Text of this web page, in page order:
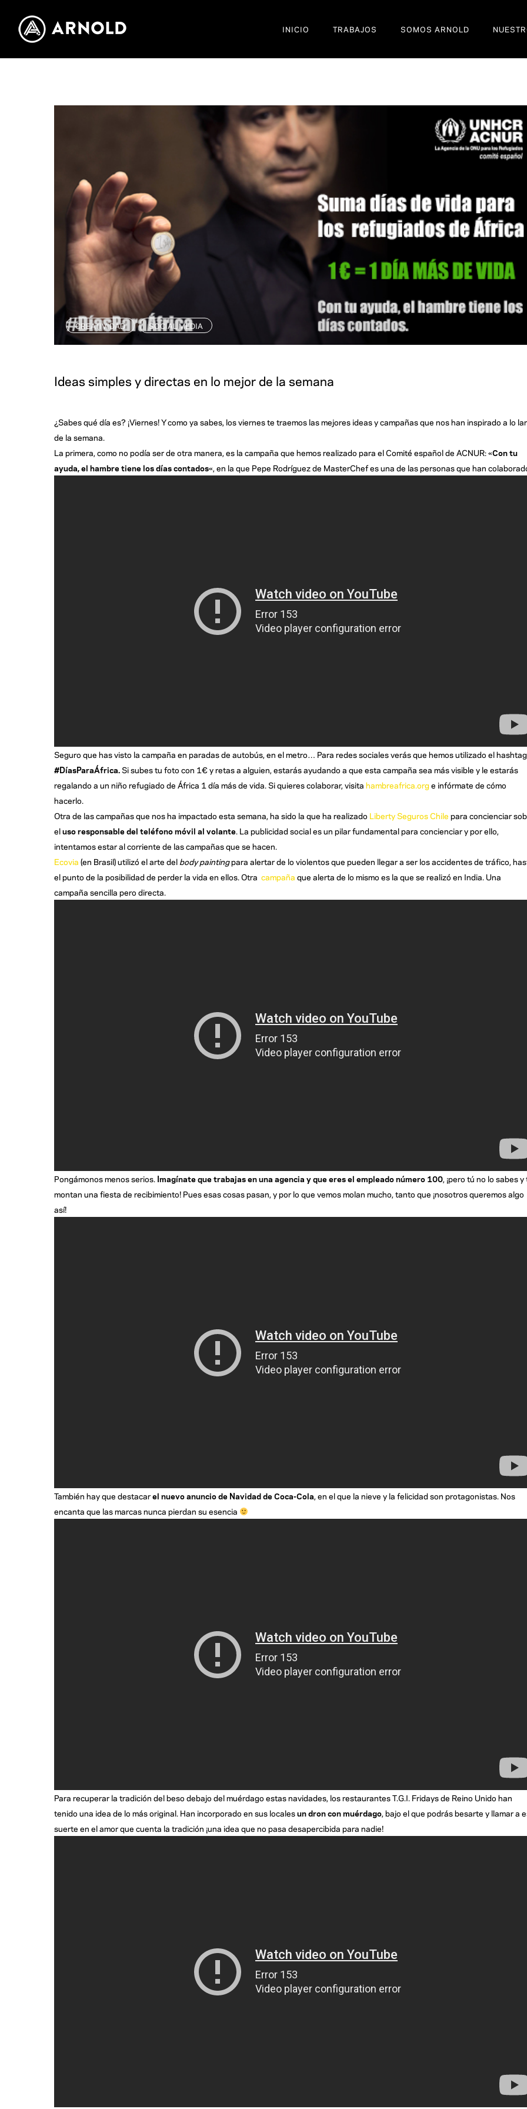
INICIO TRABAJOS SOMOS ARNOLD
CREATIVIDAD , SOCIAL MEDIA
Ideas simples y directas en lo mejor de la semana
¿Sabes qué día es? ¡Viernes! Y como ya sabes, los viernes te traemos las mejores ideas y campañas que nos han inspirado a lo
de la semana.
La primera, como no podía ser de otra manera, es la campaña que hemos realizado para el Comité español de ACNUR: «Con tu
ayuda, el hambre tiene los días contados«, en la que Pepe Rodríguez de MasterChef es una de las personas que han
Seguro que has visto la campaña en paradas de autobús, en el metro… Para redes sociales verás que hemos utilizado el
#DíasParaÁfrica.Si subes tu foto con 1€ y retas a alguien, estarás ayudando a que esta campaña sea más visible y le estarás
regalando a un niño refugiado de África 1 día más de vida. Si quieres colaborar, visita hambreafrica.orge infórmate de cómo
hacerlo.
Otra de las campañas que nos ha impactado esta semana, ha sido la que ha realizado Liberty Seguros Chile para concienciar
eluso responsable del teléfono móvil al volante. La publicidad social es un pilar fundamental para concienciar y por ello,
intentamos estar al corriente de las campañas que se hacen.
Ecovia (en Brasil) utilizó el arte del body paintingpara alertar de lo violentos que pueden llegar a ser los accidentes de tráfico,
el punto de la posibilidad de perder la vida en ellos. Otra campaña que alerta de lo mismo es la que se realizó en India. Una
campaña sencilla pero directa.
Pongámonos menos serios. Imagínate que trabajas en una agencia y que eres el empleado número 100, ¡pero tú no lo sabes y
montan una fiesta de recibimiento! Pues esas cosas pasan, y por lo que vemos molan mucho, tanto que ¡nosotros queremos algo
así!
También hay que destacarel nuevo anuncio de Navidad de Coca-Cola, en el que la nieve y la felicidad son protagonistas. Nos
encanta que las marcas nunca pierdan su esencia
Para recuperar la tradición del beso debajo del muérdago estas navidades, los restaurantes T.G.I. Fridays de Reino Unido han
tenido una idea de lo más original. Han incorporado en sus localesun dron con muérdago, bajo el que podrás besarte y llamar a
suerte en el amor que cuenta la tradición ¡una idea que no pasa desapercibida para nadie!